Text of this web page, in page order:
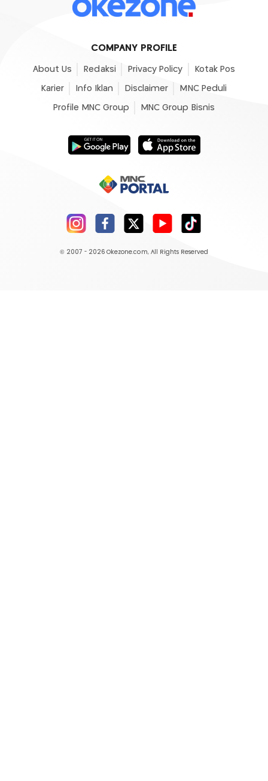
COMPANY PROFILE
About Us Redaksi Privacy Policy Kotak Pos
Karier Info Iklan Disclaimer MNC Peduli
Profile MNC Group MNC Group Bisnis
© 2007 - 2026 Okezone.com, All Rights Reserved